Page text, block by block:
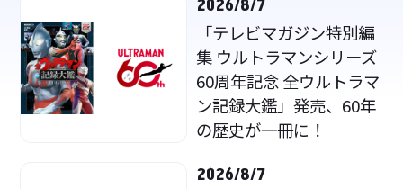
2026/8/7
「テレビマガジン特別編
集 ウルトラマンシリーズ
60周年記念 全ウルトラマ
ン記録大鑑」発売、60年
の歴史が一冊に！
2026/8/7